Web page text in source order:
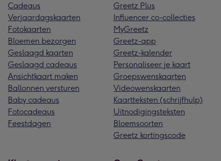
Cadeaus
Verjaardagskaarten
Fotokaarten
Bloemen bezorgen
Geslaagd kaarten
Geslaagd cadeaus
Ansichtkaart maken
Ballonnen versturen
Baby cadeaus
Fotocadeaus
Feestdagen
Greetz Plus
Influencer co-collecties
MyGreetz
Greetz-app
Greetz-kalender
Personaliseer je kaart
Groepswenskaarten
Videowenskaarten
Kaartteksten (schrijfhulp)
Uitnodigingsteksten
Bloemsoorten
Greetz kortingscode